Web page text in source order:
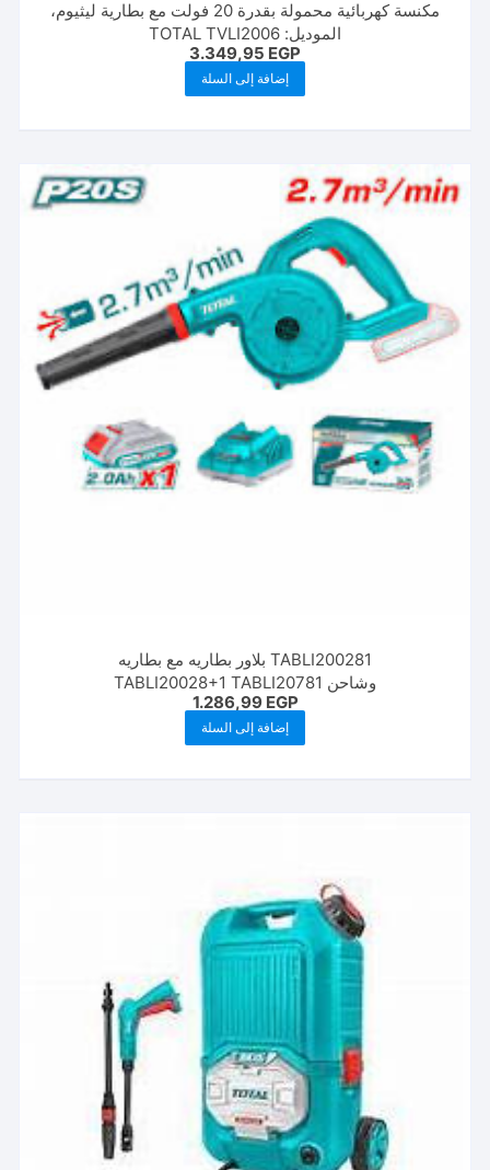
مكنسة كهربائية محمولة بقدرة 20 فولت مع بطارية ليثيوم،
الموديل: TOTAL TVLI2006
3.349,95 EGP
إضافة إلى السلة
TABLI200281 بلاور بطاريه مع بطاريه
وشاحن TABLI20028+1 TABLI20781
1.286,99 EGP
إضافة إلى السلة